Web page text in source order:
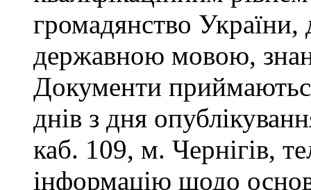
громадянство України,
державною мовою,
Документи
днів з дня
каб. 109, м. Чернігів,
інформацію щодо